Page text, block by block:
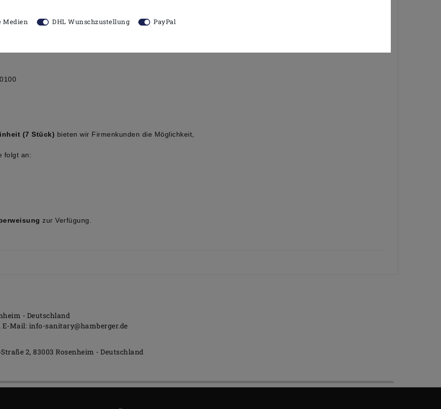
(7 Stück) bieten wir Firmenkunden die Möglichkeit,
folgt an:
zur Verfügung.
Deutschland
E-Mail: info-sanitary@hamberger.de
2 83003 Rosenheim
Deutschland
Medien DHL Wunschzustellung
PayPal